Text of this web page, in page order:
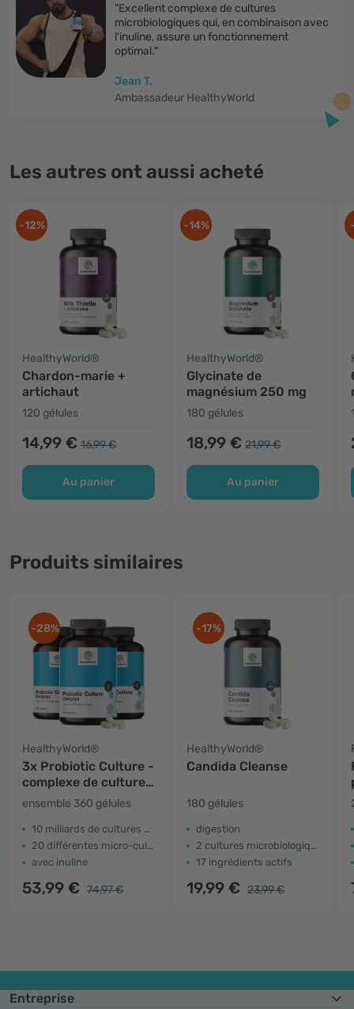
"Excellent complexe de cultures
microbiologiques qui, en combinaison avec
l'inuline, assure un fonctionnement
optimal."
Jean T.
Ambassadeur HealthyWorld
Les autres ont aussi acheté
-12%
HealthyWorld®
Chardon-marie +
artichaut
120 gélules
14,99 € 16,99 €
Au panier
-14%
HealthyWorld®
Glycinate de
magnésium 250 mg
180 gélules
18,99 € 21,99 €
Au panier
Produits similaires
-28%
HealthyWorld®
3x Probiotic Culture -
complexe de cultures
microbiologiques
ensemble 360 gélules
10 milliards de cultures dans chaque gélule
20 différentes micro-cultures
avec inuline
53,99 € 74,97 €
-17%
HealthyWorld®
Candida Cleanse
180 gélules
digestion
2 cultures microbiologiques
17 ingrédients actifs
19,99 € 23,99 €
Entreprise